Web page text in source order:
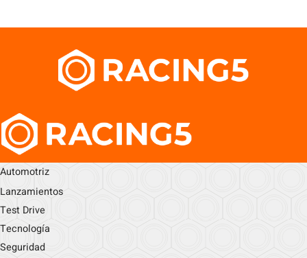
Automotriz
Lanzamientos
Test Drive
Tecnología
Seguridad